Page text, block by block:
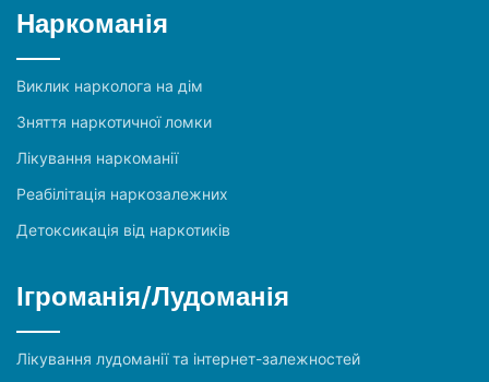
Наркоманія
Виклик нарколога на дім
Зняття наркотичної ломки
Лікування наркоманії
Реабілітація наркозалежних
Детоксикація від наркотиків
Ігроманія/Лудоманія
Лікування лудоманії та інтернет-залежностей